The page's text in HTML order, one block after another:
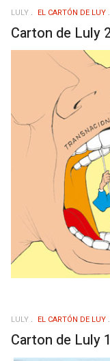
LULY EL CARTÓN DE LUY
Carton de Luly
LULY EL CARTÓN DE LUY
Carton de Luly